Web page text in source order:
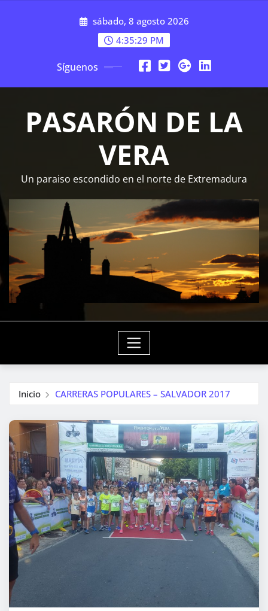
sábado, 8 agosto 2026
4:35:30 PM
Síguenos
PASARÓN DE LA
VERA
Un paraiso escondido en el norte de Extremadura
Inicio CARRERAS POPULARES – SALVADOR 2017